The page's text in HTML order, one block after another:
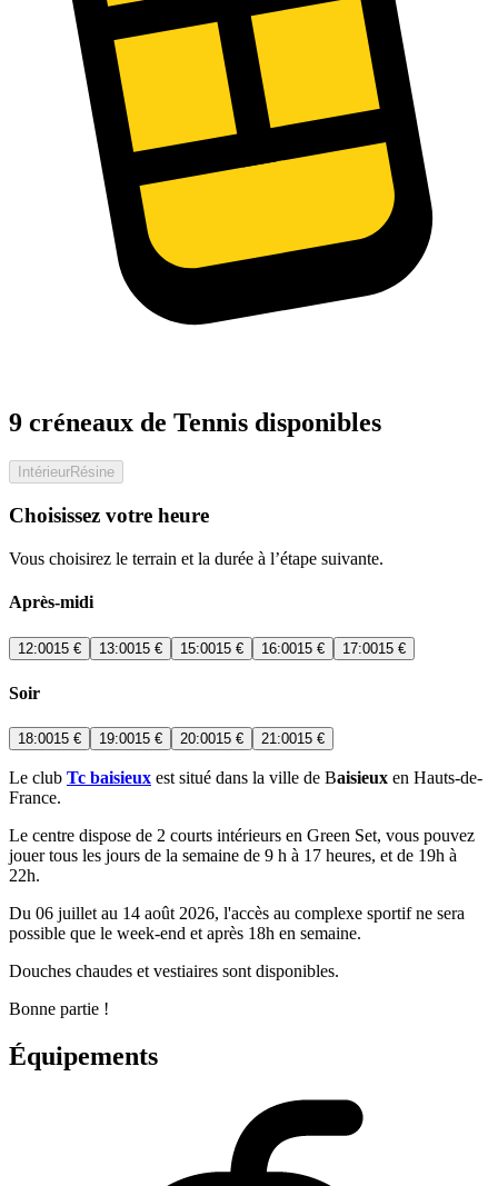
9 créneaux de Tennis disponibles
IntérieurRésine
Choisissez votre heure
Vous choisirez le terrain et la durée à l’étape suivante.
Après-midi
12:0015 € 13:0015 € 15:0015 € 16:0015 € 17:0015 €
Soir
18:0015 € 19:0015 € 20:0015 € 21:0015 €
Le club Tc baisieux est situé dans la ville de Baisieux en Hauts-de-
France.
Le centre dispose de 2 courts intérieurs en Green Set, vous pouvez
jouer tous les jours de la semaine de 9 h à 17 heures, et de 19h à
22h.
Du 06 juillet au 14 août 2026, l'accès au complexe sportif ne sera
possible que le week-end et après 18h en semaine.
Douches chaudes et vestiaires sont disponibles.
Bonne partie !
Équipements